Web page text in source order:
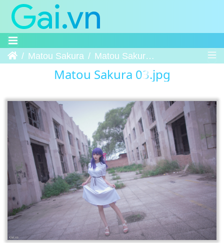
Trang chủMatou Sakura Matou Sakura 03
Matou Sakura 03.jpg